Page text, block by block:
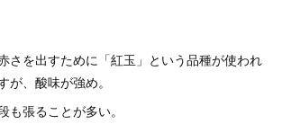
さを出すために「紅玉」という品種が使われ
が、酸味が強め。
も張ることが多い。